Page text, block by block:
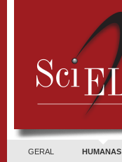
GERAL HUMANAS